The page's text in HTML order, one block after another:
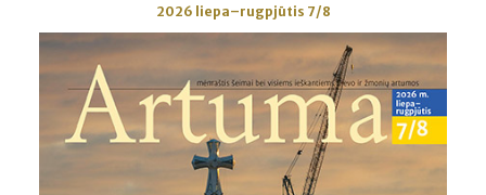
2026 liepa–rugpjūtis 7/8